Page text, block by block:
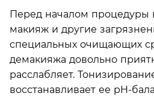
Перед началом процедуры
макияж и другие
специальных очищающих
демакияжа довольно
расслабляет.
восстанавливает ее pH-